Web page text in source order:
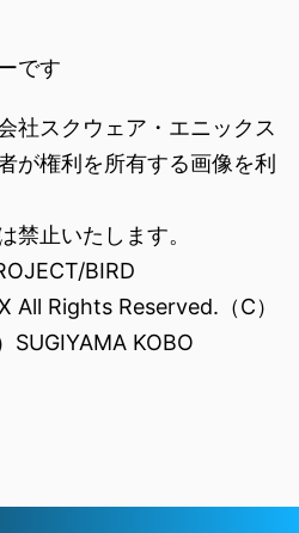
です
社スクウェア・エニックス
が権利を所有する画像を利
禁止いたします。
BIRD
All Rights Reserved.（C）
SUGIYAMA KOBO